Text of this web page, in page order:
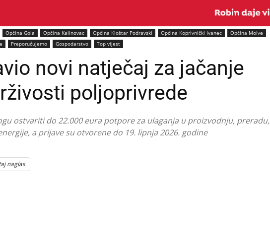
Općina Gola Općina Kalinovac Općina Kloštar Podravski Općina Koprivnički Ivanec
Općina Molve
Preporučujemo Gospodarstvo Top vijest
novi natječaj za jačanje
poljoprivrede
ostvariti do 22.000 eura potpore za ulaganja u proizvodnju, preradu,
a prijave su otvorene do 19. lipnja 2026. godine
naglas